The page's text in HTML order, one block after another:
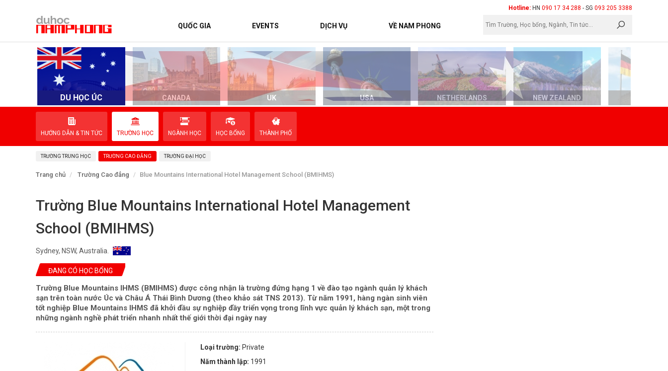
Hotline: HN 090 17 34 288 - SG 093 205 3388
QUỐC GIA EVENTS DỊCH VỤ VỀ NAM PHONG
DU HỌC ÚC CANADA UK USA NETHERLANDS NEW ZEALAND
HƯỚNG DẪN & TIN TỨC TRƯỜNG HỌC NGÀNH HỌC HỌC BỔNG THÀNH PHỐ
TRƯỜNG TRUNG HỌC TRƯỜNG CAO ĐẲNG TRƯỜNG ĐẠI HỌC
Trang chủ Trường Cao đẳng Blue Mountains International Hotel Management School (BMIHMS)
Trường Blue Mountains International Hotel Management
School (BMIHMS)
Sydney, NSW, Australia.
ĐANG CÓ HỌC BỔNG
Trường Blue Mountains IHMS (BMIHMS) được công nhận là trường đứng hạng 1 về đào tạo ngành quản lý khách
sạn trên toàn nước Úc và Châu Á Thái Bình Dương (theo khảo sát TNS 2013). Từ năm 1991, hàng ngàn sinh viên
tốt nghiệp Blue Mountains IHMS đã khởi đầu sự nghiệp đầy triển vọng trong lĩnh vực quản lý khách sạn, một trong
những ngành nghề phát triển nhanh nhất thế giới thời đại ngày nay
Loại trường: Private
Năm thành lập: 1991
TRANG CHỦ
QUỐC GIA
EVENTS